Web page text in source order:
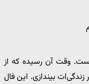
وقت آن رسیده که از
بیندازی. این فال